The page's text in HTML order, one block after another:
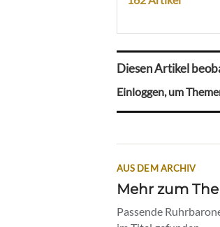
Diesen Artikel
Einloggen, um
AUS DEM ARCHIV
Mehr zum
Passende